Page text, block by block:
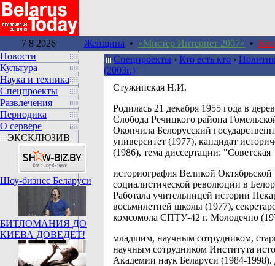
7 8 2026 Женщина • «Мистер Интернет 2007» • Кто
Новости
Культура
Наука и техника
Спецпроекты
Развлечения
Периодика
О сервере
ЭКСКЛЮЗИВ
Шоу-бизнес Беларуси
БИТЛОМАНИЯ ДО
КИЕВА ДОВЕДЕТ!
Спецпроекты › Кто есть кто ›
(2003г.)
Стужинская Н.И.
Родилась 21 декабря 1955 года в
Слобода Речицкого района
Окончила Белорусский
университет (1977), кандидат
(1986), тема диссертации: "Советская
историография Великой Октябрьской
социалистической революции в
Работала учительницей истории
восьмилетней школы (1977),
комсомола СПТУ-42 г. Молодечно
младшим, научным сотрудником,
научным сотрудником Института
Академии наук Беларуси (1984-1998).